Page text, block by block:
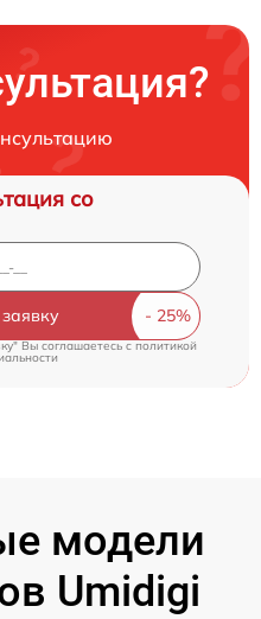
со
Вы соглашаетесь c политикой
модели
Umidigi